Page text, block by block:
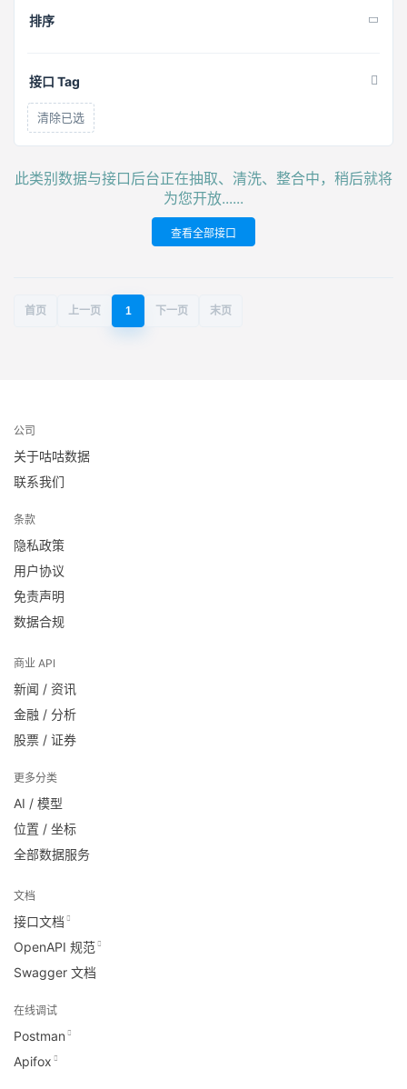
排序
接口 Tag
清除已选
此类别数据与接口后台正在抽取、清洗、整合中，稍后就将
为您开放......
查看全部接口
首页 上一页 1 下一页 末页
公司
关于咕咕数据
联系我们
条款
隐私政策
用户协议
免责声明
数据合规
商业 API
新闻 / 资讯
金融 / 分析
股票 / 证券
更多分类
AI / 模型
位置 / 坐标
全部数据服务
文档
接口文档
OpenAPI 规范
Swagger 文档
在线调试
Postman
Apifox